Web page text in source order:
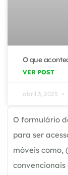
O que
VER POST
abril 3, 2025
O formulário
para ser
móveis como,
convencionais